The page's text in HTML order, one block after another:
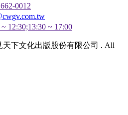
0012
12:30;13:30 ~ 17:00
天下文化出版股份有限公司 . All